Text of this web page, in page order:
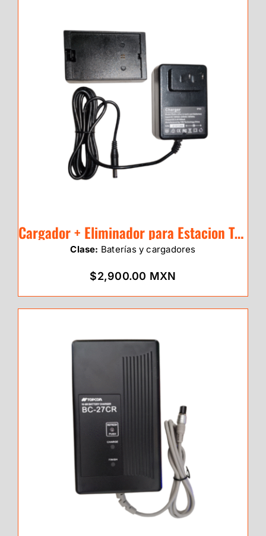
Cargador + Eliminador para Estacion Total eSurvey E3
Clase: Baterías y cargadores
$2,900.00 MXN